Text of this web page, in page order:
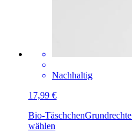
Nachhaltig
17,99 €
Bio-Täschchen
wählen